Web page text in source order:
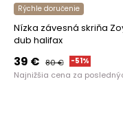
Rýchle doručenie
Nízka závesná skriňa
dub halifax
39 € 80€ -51%
Najnižšia cena za